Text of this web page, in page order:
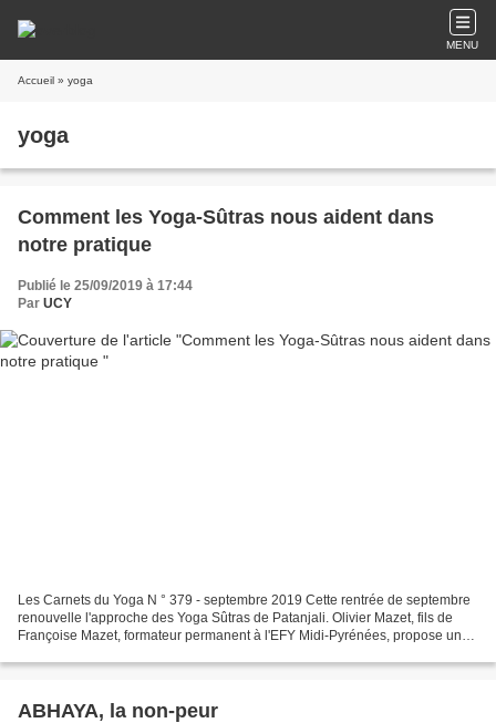
MENU
Accueil » yoga
yoga
Comment les Yoga-Sûtras nous aident dans
notre pratique
Publié le 25/09/2019 à 17:44
Par UCY
Les Carnets du Yoga N ° 379 - septembre 2019 Cette rentrée de septembre
renouvelle l'approche des Yoga Sûtras de Patanjali. Olivier Mazet, fils de
Françoise Mazet, formateur permanent à l'EFY Midi-Pyrénées, propose un
ABHAYA, la non-peur